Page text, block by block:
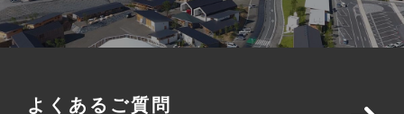
よくあるご質問